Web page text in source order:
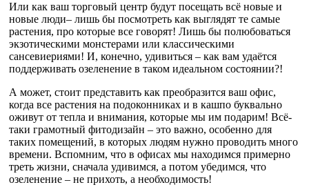
Или как ваш торговый центр будут посещать всё новые и
новые люди– лишь бы посмотреть как выглядят те самые
растения, про которые все говорят! Лишь бы полюбоваться
экзотическими монстерами или классическими
сансевиериями! И, конечно, удивиться – как вам удаётся
поддерживать озеленение в таком идеальном состоянии?!
А может, стоит представить как преобразится ваш офис,
когда все растения на подоконниках и в кашпо буквально
оживут от тепла и внимания, которые мы им подарим! Всё-
таки грамотный фитодизайн – это важно, особенно для
таких помещений, в которых людям нужно проводить много
времени. Вспомним, что в офисах мы находимся примерно
треть жизни, сначала удивимся, а потом убедимся, что
озеленение – не прихоть, а необходимость!